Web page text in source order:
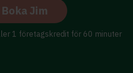
Boka Jim
1 företagskredit för 60 minuter